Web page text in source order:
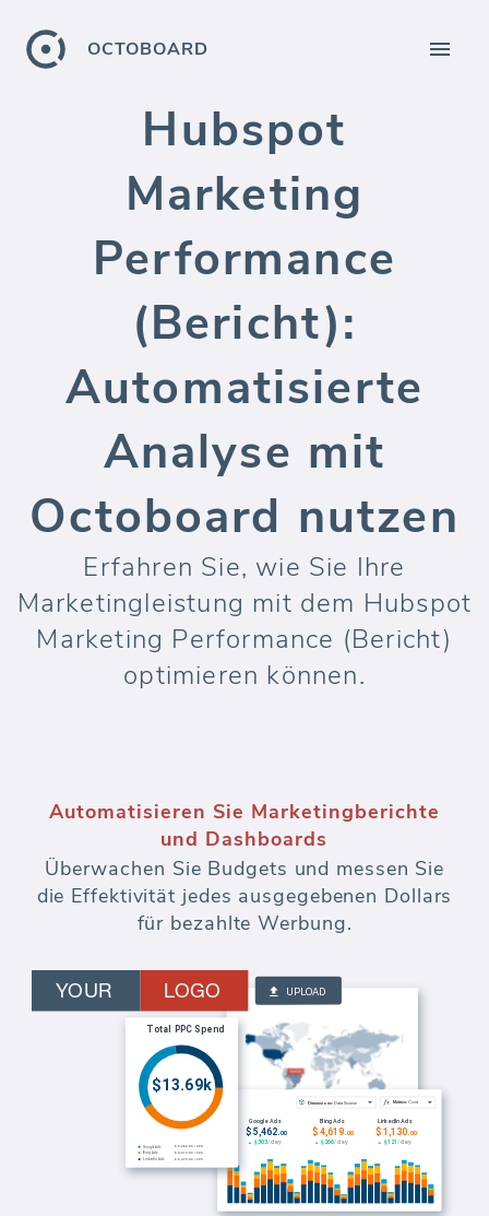
OCTOBOARD
Hubspot
Marketing
Performance
(Bericht):
Automatisierte
Analyse mit
Octoboard nutzen
Erfahren Sie, wie Sie Ihre
Marketingleistung mit dem Hubspot
Marketing Performance (Bericht)
optimieren können.
Automatisieren Sie Marketingberichte
und Dashboards
Überwachen Sie Budgets und messen Sie
die Effektivität jedes ausgegebenen Dollars
für bezahlte Werbung.